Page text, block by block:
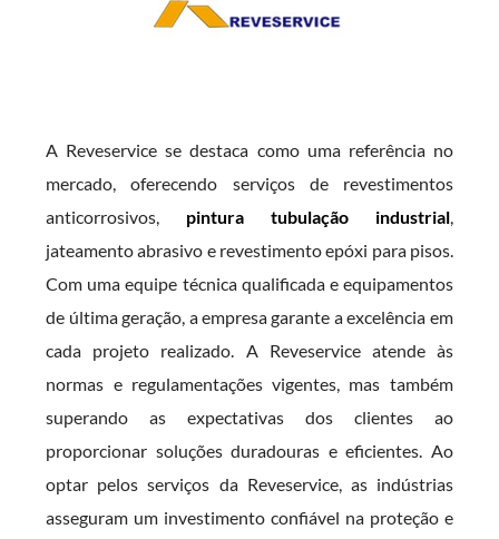
A Reveservice se destaca como uma referência no
mercado, oferecendo serviços de revestimentos
anticorrosivos, pintura tubulação industrial,
jateamento abrasivo e revestimento epóxi para pisos.
Com uma equipe técnica qualificada e equipamentos
de última geração, a empresa garante a excelência em
cada projeto realizado. A Reveservice atende às
normas e regulamentações vigentes, mas também
superando as expectativas dos clientes ao
proporcionar soluções duradouras e eficientes. Ao
optar pelos serviços da Reveservice, as indústrias
asseguram um investimento confiável na proteção e